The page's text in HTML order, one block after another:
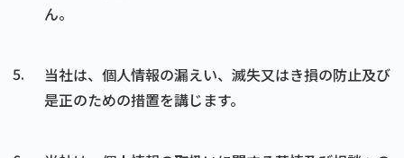
ん。
5.
当社は、個人情報の漏えい、滅失又はき損の防止及び
是正のための措置を講じます。